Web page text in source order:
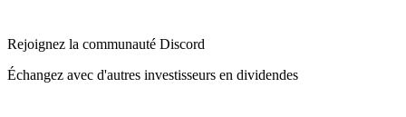
Rejoignez la communauté Discord
Échangez avec d'autres investisseurs en dividendes